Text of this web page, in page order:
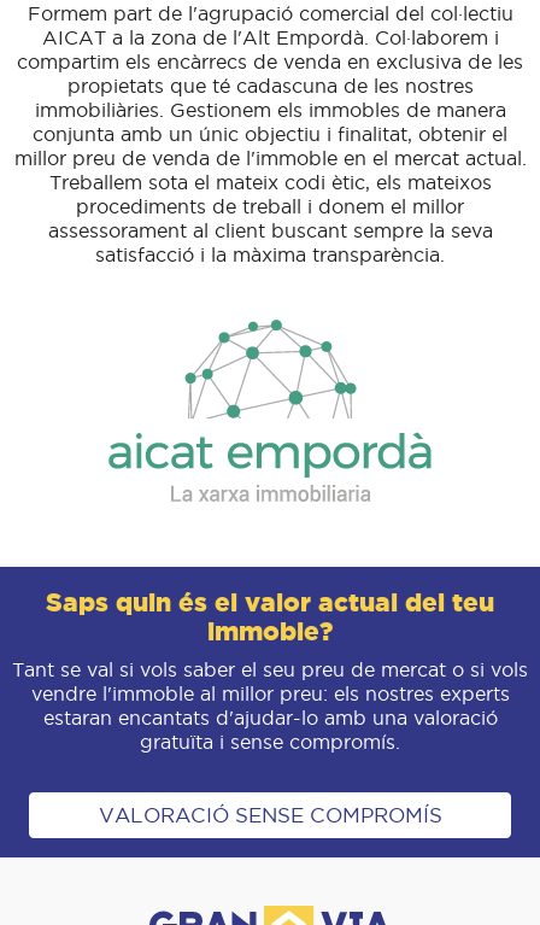
Formem part de l'agrupació comercial del col·lectiu
AICAT a la zona de l'Alt Empordà. Col·laborem i
compartim els encàrrecs de venda en exclusiva de les
propietats que té cadascuna de les nostres
immobiliàries. Gestionem els immobles de manera
conjunta amb un únic objectiu i finalitat, obtenir el
millor preu de venda de l'immoble en el mercat actual.
Treballem sota el mateix codi ètic, els mateixos
procediments de treball i donem el millor
assessorament al client buscant sempre la seva
satisfacció i la màxima transparència.
Saps quin és el valor actual del teu
immoble?
Tant se val si vols saber el seu preu de mercat o si vols
vendre l'immoble al millor preu: els nostres experts
estaran encantats d'ajudar-lo amb una valoració
gratuïta i sense compromís.
VALORACIÓ SENSE COMPROMÍS